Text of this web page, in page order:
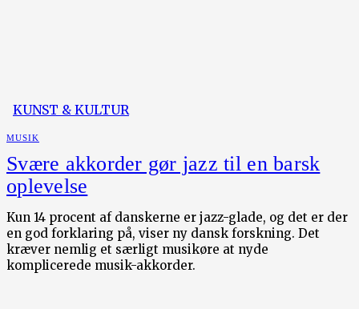
KUNST & KULTUR
MUSIK
Svære akkorder gør jazz til en barsk
oplevelse
Kun 14 procent af danskerne er jazz-glade, og det er der
en god forklaring på, viser ny dansk forskning. Det
kræver nemlig et særligt musikøre at nyde
komplicerede musik-akkorder.